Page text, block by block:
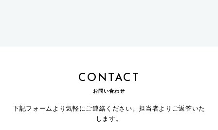
CONTACT
お問い合わせ
下記フォームより気軽にご連絡ください。担当者よりご返答いた
します。